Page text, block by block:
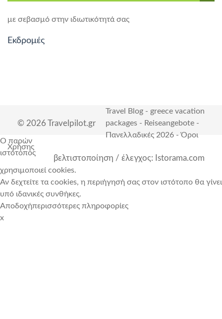
με σεβασμό στην ιδιωτικότητά σας
Εκδρομές
© 2026 Travelpilot.gr
Travel Blog - greece vacation
packages - Reiseangebote -
Πανελλαδικές 2026 -Όροι
Χρήσης
βελτιστοποίηση / έλεγχος: Istorama.com
Ο παρών
ιστότοπος
χρησιμοποιεί cookies.
Αν δεχτείτε τα cookies, η περιήγησή σας στον ιστότοπο θα γίνει
υπό ιδανικές συνθήκες.
Αποδοχήπερισσότερες πληροφορίες
x